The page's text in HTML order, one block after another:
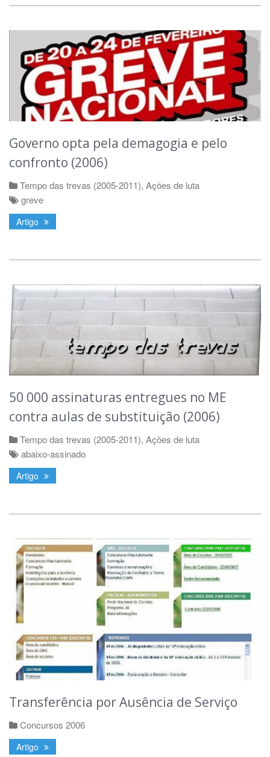
Governo opta pela demagogia e pelo
confronto (2006)
Tempo das trevas (2005-2011), Ações de luta
greve
Artigo
50 000 assinaturas entregues no ME
contra aulas de substituição (2006)
Tempo das trevas (2005-2011), Ações de luta
abaixo-assinado
Artigo
Transferência por Ausência de Serviço
Concursos 2006
Artigo